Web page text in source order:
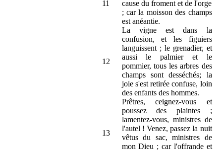
11
cause du froment et de l'orge
; car la moisson des champs
est anéantie.
12
La vigne est dans la
confusion, et les figuiers
languissent ; le grenadier, et
aussi le palmier et le
pommier, tous les arbres des
champs sont desséchés; la
joie s'est retirée confuse, loin
des enfants des hommes.
13
Prêtres, ceignez-vous et
poussez des plaintes ;
lamentez-vous, ministres de
l'autel ! Venez, passez la nuit
vêtus du sac, ministres de
mon Dieu ; car l'offrande et